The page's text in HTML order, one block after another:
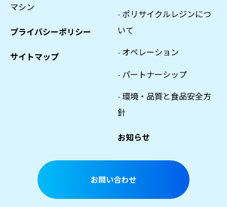
マシン
プライバシーポリシー
サイトマップ
- ポリサイクルレジンにつ
いて
- オペレーション
- パートナーシップ
-環境・品質と食品安全方
針
お知らせ
お問い合わせ